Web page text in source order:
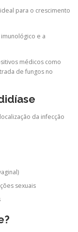
para o crescimento
e a
médicos como
de fungos no
da infecção
sexuais